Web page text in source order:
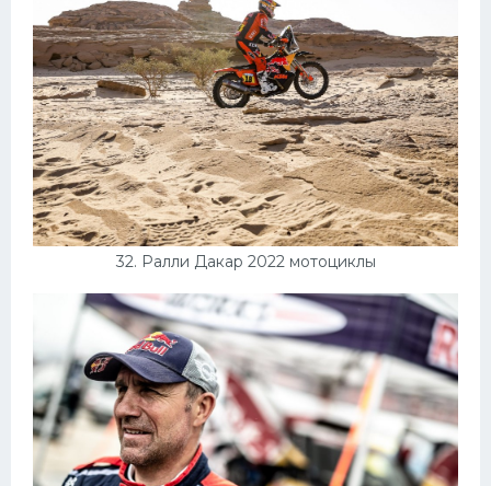
32. Ралли Дакар 2022 мотоциклы